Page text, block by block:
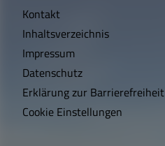
c
h
t
i
Kontakt
Inhaltsverzeichnis
Impressum
Datenschutz
Erklärung zur Barrierefreiheit
Cookie Einstellungen